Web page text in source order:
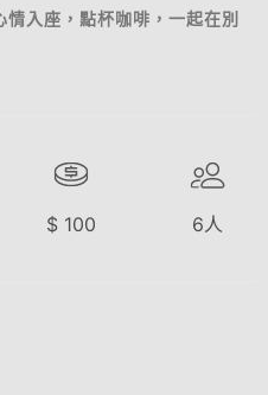
入座，點杯咖啡，一起在別
$ 100 6人